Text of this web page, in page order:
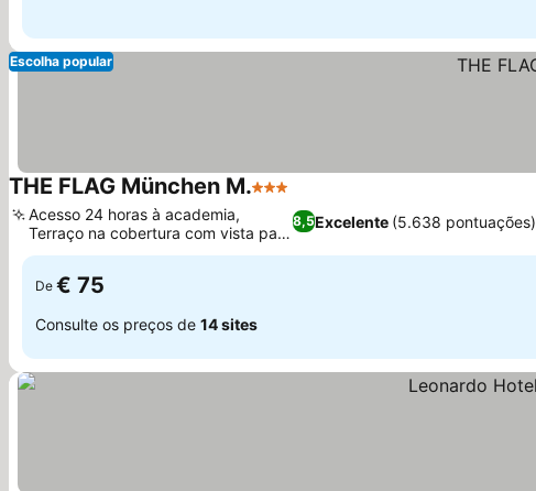
Escolha popular
THE FLAG München M.3 Estrelas
8,5Excelente (5.638 pontuações)
Acesso 24 horas à academia,
Terraço na cobertura com vista para
a cidade
De € 75
Consulte os preços de 14 sites